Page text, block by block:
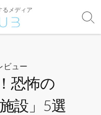
るメディア
ビュー
恐怖の
設」5選